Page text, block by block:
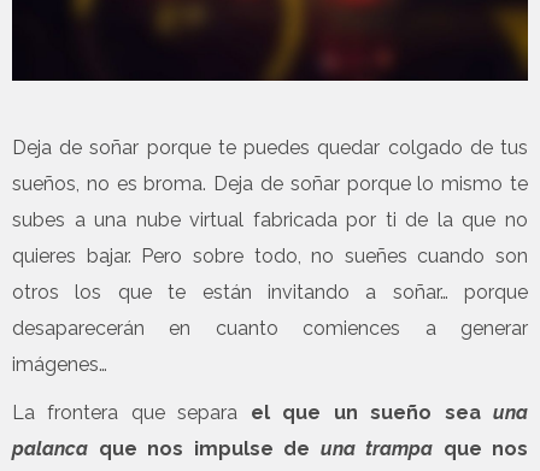
Deja de soñar porque te puedes quedar colgado de tus
sueños, no es broma. Deja de soñar porque lo mismo te
subes a una nube virtual fabricada por ti de la que no
quieres bajar. Pero sobre todo, no sueñes cuando son
otros los que te están invitando a soñar… porque
desaparecerán en cuanto comiences a generar
imágenes…
La frontera que separa el que un sueño seauna
palanca que nos impulse de una trampa que nos